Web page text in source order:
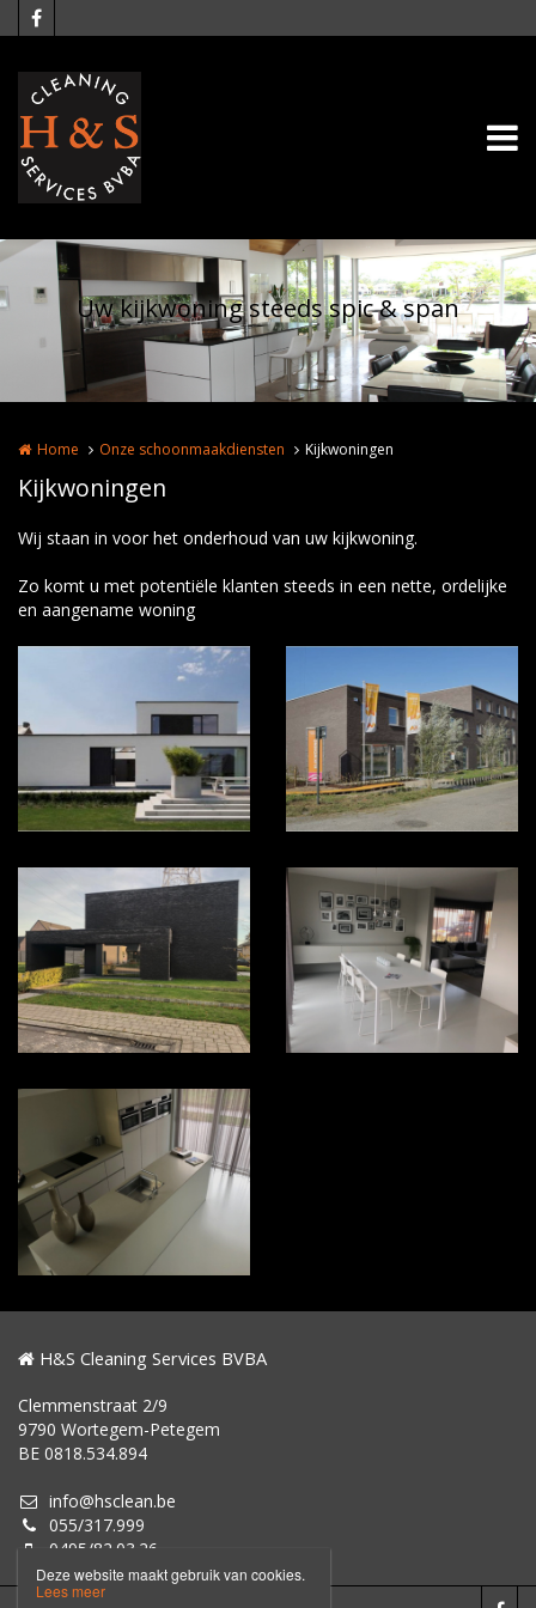
Overslaan en naar de inhoud gaan
Uw kijkwoning steeds spic & span
Home Onze schoonmaakdiensten Kijkwoningen
Kijkwoningen
Wij staan in voor het onderhoud van uw kijkwoning.
Zo komt u met potentiële klanten steeds in een nette, ordelijke
en aangename woning
H&S Cleaning Services BVBA
Clemmenstraat 2/9
9790 Wortegem-Petegem
BE 0818.534.894
info@hsclean.be
055/317.999
0495/82.03.26
Deze website maakt gebruik van cookies.
Lees meer